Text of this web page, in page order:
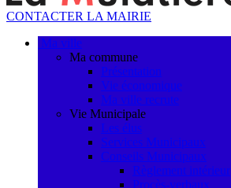
CONTACTER LA MAIRIE
Ma ville
Ma commune
Présentation
Vie économique
Ma ville recrute
Vie Municipale
Les élus
Services Municipaux
Conseils Municipaux
Règlement intérieur
Procès-verbaux